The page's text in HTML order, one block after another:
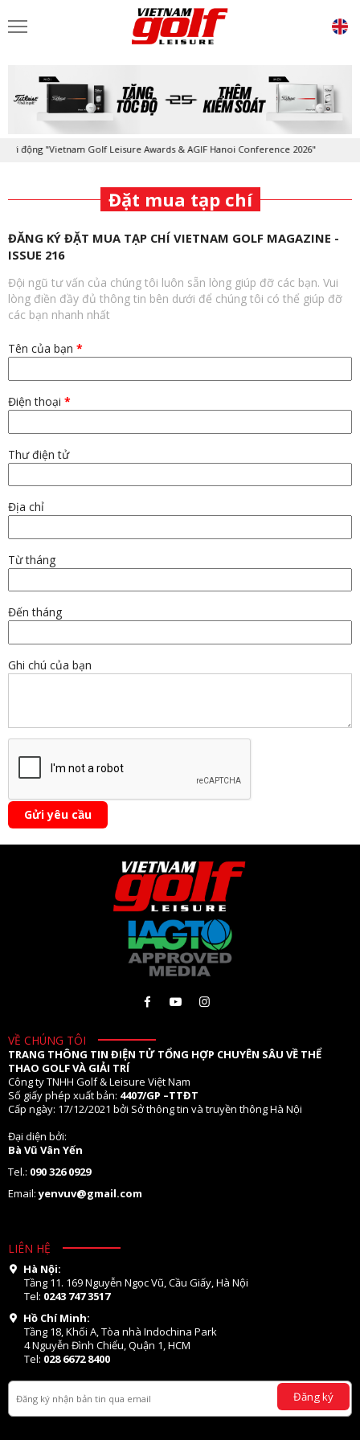
động "Vietnam Golf Leisure Awards & AGIF Hanoi Conference 2026"
Đặt mua tạp chí
ĐĂNG KÝ ĐẶT MUA TẠP CHÍ VIETNAM GOLF MAGAZINE -
ISSUE 216
Đội ngũ tư vấn của chúng tôi luôn sẵn lòng giúp đỡ các bạn. Vui
lòng điền đầy đủ thông tin bên dưới để chúng tôi có thể giúp đỡ
các bạn nhanh nhất
Tên của bạn
Điện thoại
Thư điện tử
Địa chỉ
Từ tháng
Đến tháng
Ghi chú của bạn
Gửi yêu cầu
VỀ CHÚNG TÔI
TRANG THÔNG TIN ĐIỆN TỬ TỔNG HỢP CHUYÊN SÂU VỀ THỂ
THAO GOLF VÀ GIẢI TRÍ
Công ty TNHH Golf & Leisure Việt Nam
Số giấy phép xuất bản: 4407/GP –TTĐT
Cấp ngày: 17/12/2021 bởi Sở thông tin và truyền thông Hà Nội
Đại diện bởi:
Bà Vũ Vân Yến
Tel.: 090 326 0929
Email:yenvuv@gmail.com
LIÊN HỆ
Hà Nội:
Tầng 11. 169 Nguyễn Ngọc Vũ, Cầu Giấy, Hà Nội
Tel: 0243 747 3517
Hồ Chí Minh:
Tầng 18, Khối A, Tòa nhà Indochina Park
4 Nguyễn Đình Chiểu, Quận 1, HCM
Tel: 028 6672 8400
Đăng ký